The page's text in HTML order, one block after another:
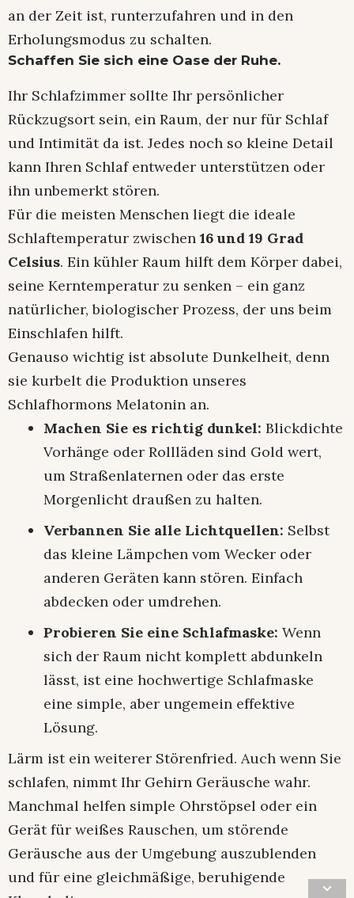
an der Zeit ist, runterzufahren und in den
Erholungsmodus zu schalten.
Schaffen Sie sich eine Oase der Ruhe.
Ihr Schlafzimmer sollte Ihr persönlicher
Rückzugsort sein, ein Raum, der nur für Schlaf
und Intimität da ist. Jedes noch so kleine Detail
kann Ihren Schlaf entweder unterstützen oder
ihn unbemerkt stören.
Für die meisten Menschen liegt die ideale
Schlaftemperatur zwischen 16 und 19 Grad
Celsius. Ein kühler Raum hilft dem Körper dabei,
seine Kerntemperatur zu senken – ein ganz
natürlicher, biologischer Prozess, der uns beim
Einschlafen hilft.
Genauso wichtig ist absolute Dunkelheit, denn
sie kurbelt die Produktion unseres
Schlafhormons Melatonin an.
Machen Sie es richtig dunkel: Blickdichte
Vorhänge oder Rollläden sind Gold wert,
um Straßenlaternen oder das erste
Morgenlicht draußen zu halten.
Verbannen Sie alle Lichtquellen: Selbst
das kleine Lämpchen vom Wecker oder
anderen Geräten kann stören. Einfach
abdecken oder umdrehen.
Probieren Sie eine Schlafmaske: Wenn
sich der Raum nicht komplett abdunkeln
lässt, ist eine hochwertige Schlafmaske
eine simple, aber ungemein effektive
Lösung.
Lärm ist ein weiterer Störenfried. Auch wenn Sie
schlafen, nimmt Ihr Gehirn Geräusche wahr.
Manchmal helfen simple Ohrstöpsel oder ein
Gerät für weißes Rauschen, um störende
Geräusche aus der Umgebung auszublenden
und für eine gleichmäßige, beruhigende